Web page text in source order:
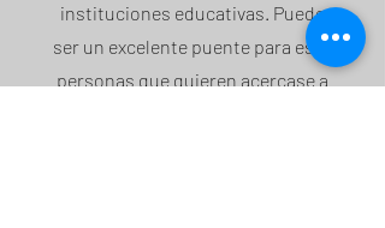
instituciones educativas. Puede
ser un excelente puente para esas
personas que quieren acercase a